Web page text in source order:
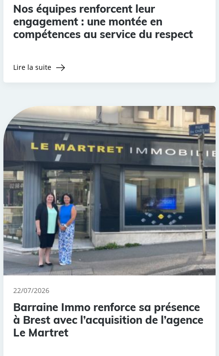
Nos équipes renforcent leur
engagement : une montée en
compétences au service du respect
Lire la suite
22/07/2026
Barraine Immo renforce sa présence
à Brest avec l’acquisition de l’agence
Le Martret